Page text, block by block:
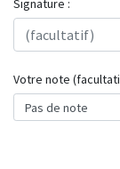
Signature :
Votre note